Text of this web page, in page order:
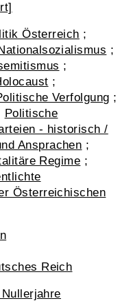
Österreich ;
;
;
;
Verfolgung ;
Politische
- historisch /
Ansprachen ;
Regime ;
Österreichischen
Reich